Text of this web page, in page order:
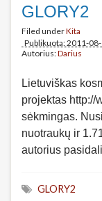
GLORY2
Filed underKita
Publikuota: 2011-
Autorius:Darius
Lietuviškas
projektas http://
sėkmingas.
nuotraukų ir
autorius
GLORY2